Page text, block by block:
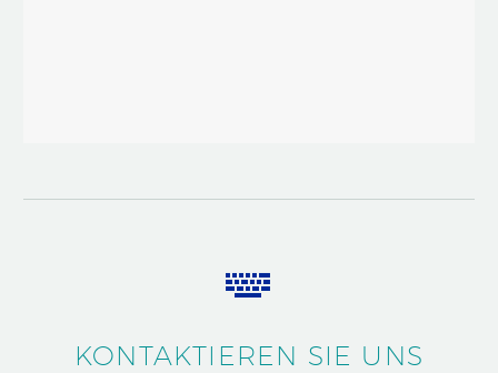


KONTAKTIEREN SIE UNS